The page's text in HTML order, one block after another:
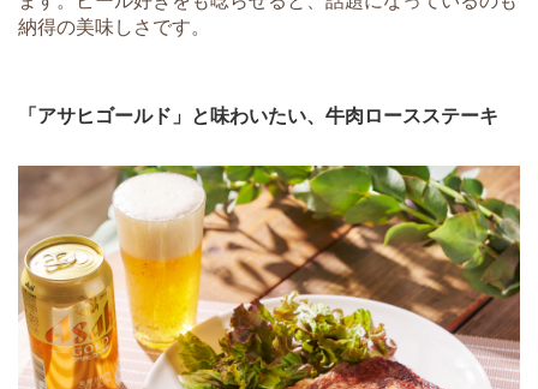
納得の美味しさです。
「アサヒゴールド」と味わいたい、牛肉ロースステーキ